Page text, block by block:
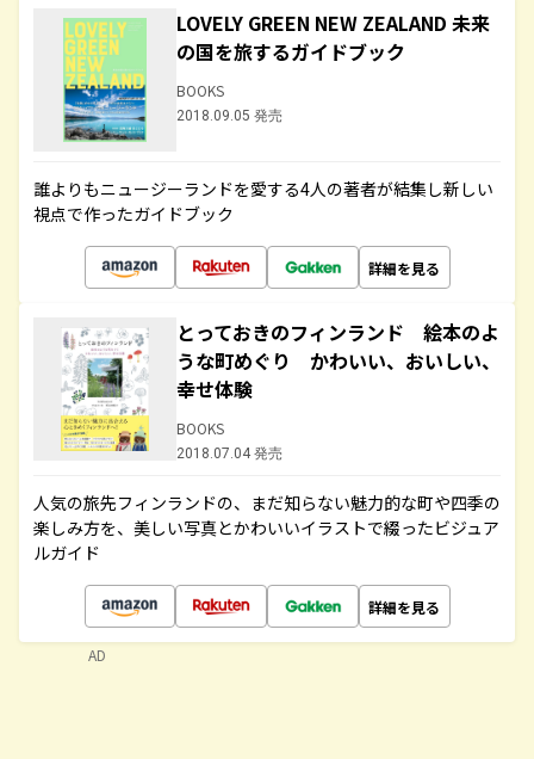
LOVELY GREEN NEW ZEALAND 未来
の国を旅するガイドブック
BOOKS
2018.09.05 発売
誰よりもニュージーランドを愛する4人の著者が結集し新しい
視点で作ったガイドブック
詳細を見る
とっておきのフィンランド 絵本のよ
うな町めぐり かわいい、おいしい、
幸せ体験
BOOKS
2018.07.04 発売
人気の旅先フィンランドの、まだ知らない魅力的な町や四季の
楽しみ方を、美しい写真とかわいいイラストで綴ったビジュア
ルガイド
詳細を見る
AD